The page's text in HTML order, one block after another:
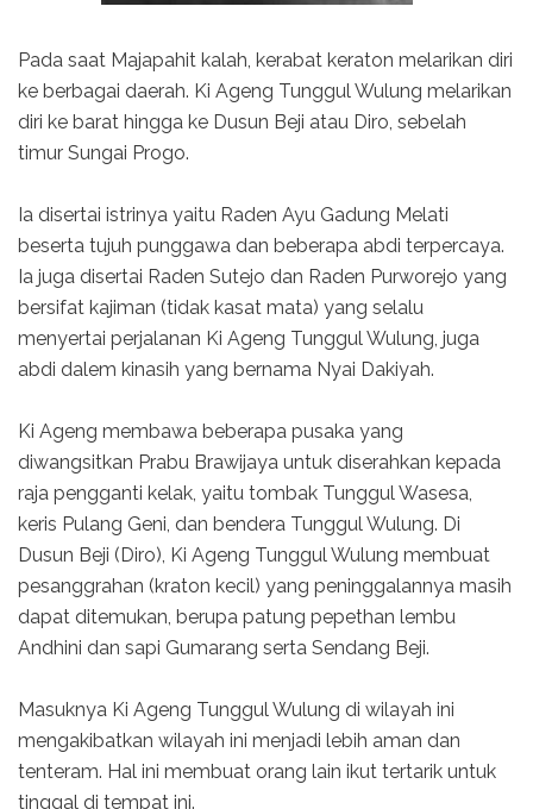
Pada saat Majapahit kalah, kerabat keraton melarikan diri
ke berbagai daerah. Ki Ageng Tunggul Wulung melarikan
diri ke barat hingga ke Dusun Beji atau Diro, sebelah
timur Sungai Progo.
Ia disertai istrinya yaitu Raden Ayu Gadung Melati
beserta tujuh punggawa dan beberapa abdi terpercaya.
Ia juga disertai Raden Sutejo dan Raden Purworejo yang
bersifat kajiman (tidak kasat mata) yang selalu
menyertai perjalanan Ki Ageng Tunggul Wulung, juga
abdi dalem kinasih yang bernama Nyai Dakiyah.
Ki Ageng membawa beberapa pusaka yang
diwangsitkan Prabu Brawijaya untuk diserahkan kepada
raja pengganti kelak, yaitu tombak Tunggul Wasesa,
keris Pulang Geni, dan bendera Tunggul Wulung. Di
Dusun Beji (Diro), Ki Ageng Tunggul Wulung membuat
pesanggrahan (kraton kecil) yang peninggalannya masih
dapat ditemukan, berupa patung pepethan lembu
Andhini dan sapi Gumarang serta Sendang Beji.
Masuknya Ki Ageng Tunggul Wulung di wilayah ini
mengakibatkan wilayah ini menjadi lebih aman dan
tenteram. Hal ini membuat orang lain ikut tertarik untuk
tinggal di tempat ini.